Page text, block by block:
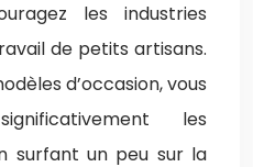
les industries
de petits artisans.
d’occasion, vous
les
surfant un peu sur la